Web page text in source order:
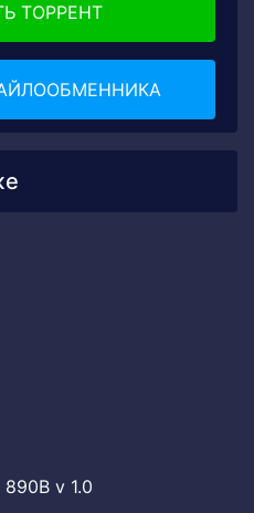
ТОРРЕНТ
v 1.0